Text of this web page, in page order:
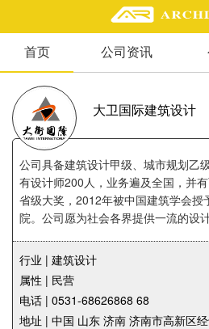
精选案例
建 筑
景 观
室 内
视 频
头条资讯
业 界
机 构
人 物
地 产
快速搜索
首页 公司资讯
大卫国际建筑设计
公司具备建筑设计甲级、城市规划乙
有设计师200人，业务遍及全国，并有
省级大奖，2012年被中国建筑学会授
院。公司愿为社会各界提供一流的设
行业 | 建筑设计
属性 | 民营
电话 | 0531-68626868 68
地址 | 中国 山东 济南 济南市高新区